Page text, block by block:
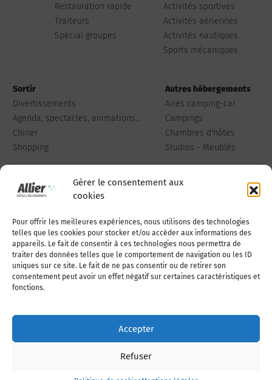
Gérer le consentement aux
cookies
Pour offrir les meilleures expériences, nous utilisons des technologies
telles que les cookies pour stocker et/ou accéder aux informations des
appareils. Le fait de consentir à ces technologies nous permettra de
traiter des données telles que le comportement de navigation ou les ID
uniques sur ce site. Le fait de ne pas consentir ou de retirer son
consentement peut avoir un effet négatif sur certaines caractéristiques et
fonctions.
Accepter
Refuser
Restauration rapide
Traiteurs
Spécial groupes
Activités sportives
Activités aériennes
Activités nautiques
Sports mécaniques
Sortir
Divertissements
Agenda, spectacles, animations...
Chiner
Shopping
Autres hébergements
Aires camping-car
Campings
Chambres d'hôtes
Studios - Meublés
Qui sommes-nous Publiez votre annonce
Adhérer à l’association Nous contacter
Politique de cookies (UE)